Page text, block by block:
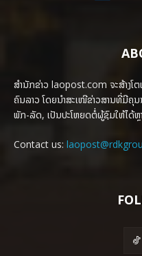
ສຳນັກຂ່າວ laopost.com ຈະສ້າງໂ
ຄົນລາວ ໂດຍນຳສະເໜີຂ່າວສານທີ່ມີຄຸນ
ພັກ-ລັດ, ເປັນປະໂຫຍດຕໍ່ຜູ້ຊົມໃຫ້ໄດ້
Contact us: